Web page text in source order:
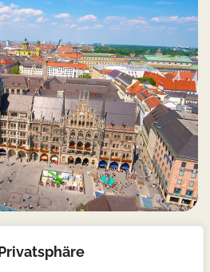
besuchen
12 Min Read
Städte Deutschlands
höchsten Lebensqualität […]
Reisen.Impressum|
Blog ByAdore Themes.